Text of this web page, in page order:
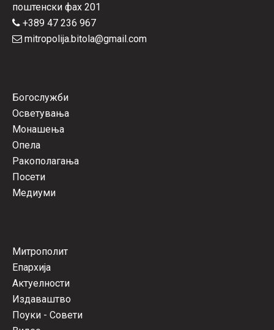
поштенски фах 201
+389 47 236 967
mitropolija.bitola@gmail.com
Богослужби
Осветувања
Монашења
Опела
Ракополагања
Посети
Медиуми
Митрополит
Епархија
Актуелности
Издаваштво
Поуки - Совети